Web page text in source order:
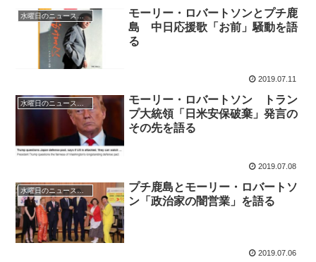
水曜日のニュース・ロバートソン
モーリー・ロバートソンとプチ鹿
島 中日応援歌「お前」騒動を語
る
2019.07.11
モーリー・ロバートソン トラン
プ大統領「日米安保破棄」発言の
その先を語る
2019.07.08
水曜日のニュース・ロバートソン
プチ鹿島とモーリー・ロバートソ
ン「政治家の闇営業」を語る
2019.07.06